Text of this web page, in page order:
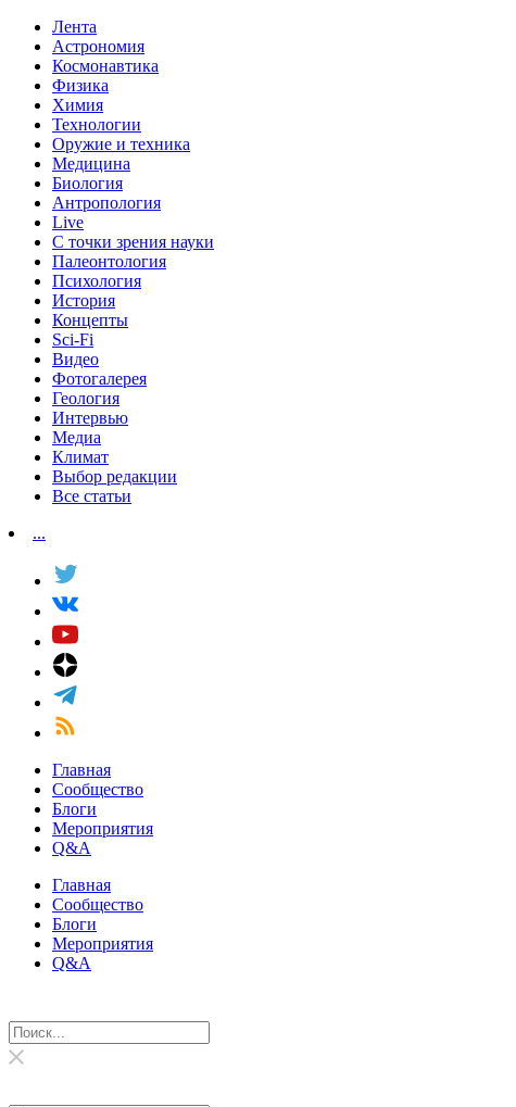
Лента
Астрономия
Космонавтика
Физика
Химия
Технологии
Оружие и техника
Медицина
Биология
Антропология
Live
С точки зрения науки
Палеонтология
Психология
История
Концепты
Sci-Fi
Видео
Фотогалерея
Геология
Интервью
Медиа
Климат
Выбор редакции
Все статьи
...
Главная
Сообщество
Блоги
Мероприятия
Q&A
Главная
Сообщество
Блоги
Мероприятия
Q&A